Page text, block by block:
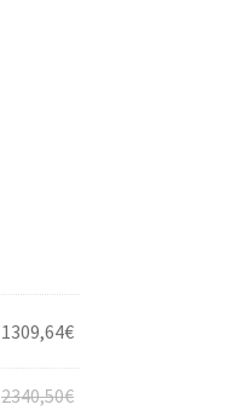
1309,64€
2340,50€Le